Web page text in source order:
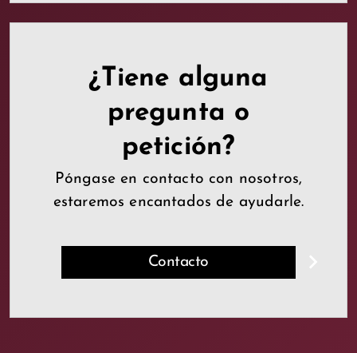
¿Tiene alguna
pregunta o
petición?
Póngase en contacto con nosotros,
estaremos encantados de ayudarle.
Contacto